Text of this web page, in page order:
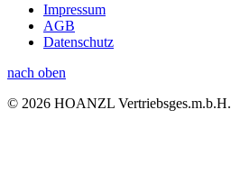
Impressum
AGB
Datenschutz
nach oben
© 2026 HOANZL Vertriebsges.m.b.H.